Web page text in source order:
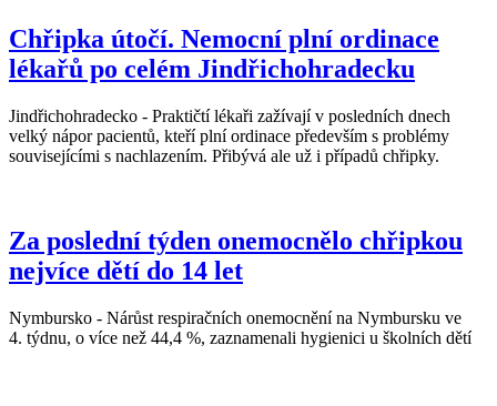
Chřipka útočí. Nemocní plní ordinace
lékařů po celém Jindřichohradecku
Jindřichohradecko - Praktičtí lékaři zažívají v posledních dnech
velký nápor pacientů, kteří plní ordinace především s problémy
souvisejícími s nachlazením. Přibývá ale už i případů chřipky.
Za poslední týden onemocnělo chřipkou
nejvíce dětí do 14 let
Nymbursko - Nárůst respiračních onemocnění na Nymbursku ve
4. týdnu, o více než 44,4 %, zaznamenali hygienici u školních dětí